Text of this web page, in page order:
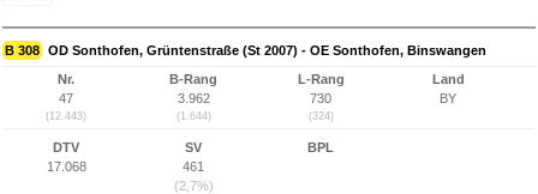
B 308 OD Sonthofen, Grüntenstraße (St 2007) - OE Sonthofen, Binswangen
Nr.
47
(12.443)
B-Rang
3.962
(1.644)
L-Rang
730
(324)
Land
BY
DTV
17.068
SV
461
(2,7%)
BPL